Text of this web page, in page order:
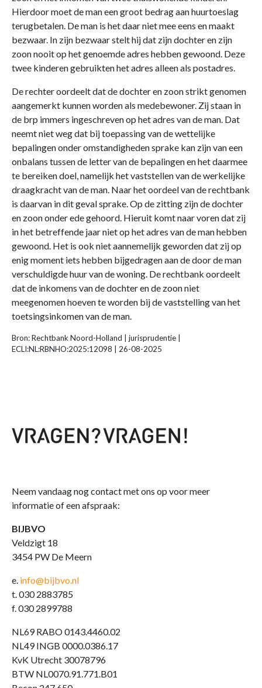
Hierdoor moet de man een groot bedrag aan huurtoeslag
terugbetalen. De man is het daar niet mee eens en maakt
bezwaar. In zijn bezwaar stelt hij dat zijn dochter en zijn
zoon nooit op het genoemde adres hebben gewoond. Deze
twee kinderen gebruikten het adres alleen als postadres.
De rechter oordeelt dat de dochter en zoon strikt genomen
aangemerkt kunnen worden als medebewoner. Zij staan in
de brp immers ingeschreven op het adres van de man. Dat
neemt niet weg dat bij toepassing van de wettelijke
bepalingen onder omstandigheden sprake kan zijn van een
onbalans tussen de letter van de bepalingen en het daarmee
te bereiken doel, namelijk het vaststellen van de werkelijke
draagkracht van de man. Naar het oordeel van de rechtbank
is daarvan in dit geval sprake. Op de zitting zijn de dochter
en zoon onder ede gehoord. Hieruit komt naar voren dat zij
in het betreffende jaar niet op het adres van de man hebben
gewoond. Het is ook niet aannemelijk geworden dat zij op
enig moment iets hebben bijgedragen aan de door de man
verschuldigde huur van de woning. De rechtbank oordeelt
dat de inkomens van de dochter en de zoon niet
meegenomen hoeven te worden bij de vaststelling van het
toetsingsinkomen van de man.
Bron: Rechtbank Noord-Holland | jurisprudentie |
ECLI:NL:RBNHO:2025:12098 | 26-08-2025
Neem vandaag nog contact met ons op voor meer
informatie of een afspraak:
BIJBVO
Veldzigt 18
3454 PW De Meern
e. info@bijbvo.nl
t. 030 2883785
f. 030 2899788
NL69 RABO 0143.4460.02
NL49 INGB 0000.0386.17
KvK Utrecht 30078796
BTW NL0070.91.771.B01